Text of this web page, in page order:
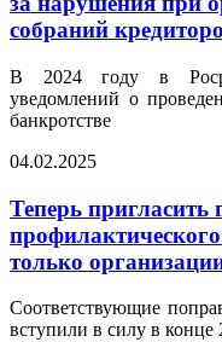
собраний
В 2024 году в
уведомлений о
банкротстве
04.02.2025
Теперь пригласить
только
Соответствующие
вступили в силу в конце